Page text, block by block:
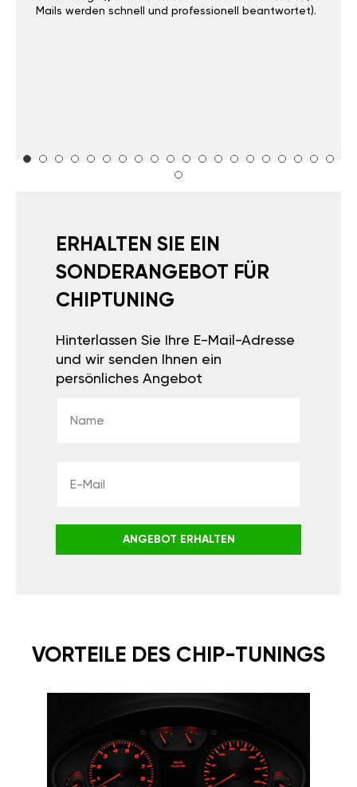
Mails werden schnell und professionell beantwortet).
ERHALTEN SIE EIN
SONDERANGEBOT FÜR
CHIPTUNING
Hinterlassen Sie Ihre E-Mail-Adresse
und wir senden Ihnen ein
persönliches Angebot
ANGEBOT ERHALTEN
VORTEILE DES CHIP-TUNINGS